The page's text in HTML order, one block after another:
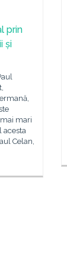
prin
și
mari
acesta
Celan,